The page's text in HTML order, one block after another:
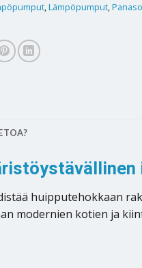
,Lämpöpumput,
huipputehokkaan
modernien kotien ja